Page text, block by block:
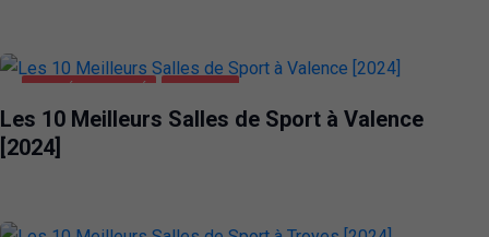
SANTÉ ET BEAUTÉ VALENCE
Les 10 Meilleurs Salles de Sport à Valence
[2024]